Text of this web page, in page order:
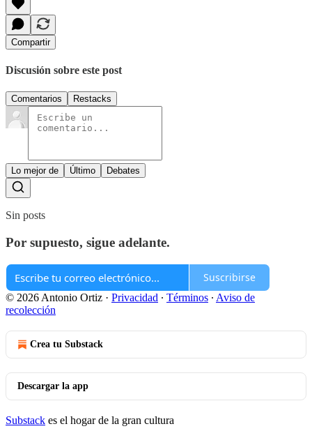
Compartir
Discusión sobre este post
Comentarios Restacks
Lo mejor de Último Debates
Sin posts
Por supuesto, sigue adelante.
Suscribirse
© 2026 Antonio Ortiz · Privacidad ∙ Términos ∙ Aviso de
recolección
Crea tu Substack
Descargar la app
Substack es el hogar de la gran cultura